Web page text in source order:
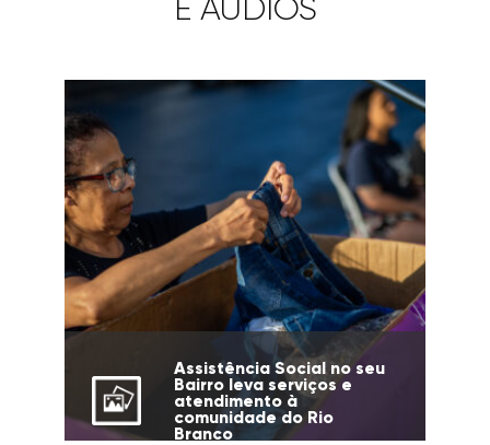
E ÁUDIOS
Assistência Social no seu
Bairro leva serviços e
atendimento à
comunidade do Rio
Branco